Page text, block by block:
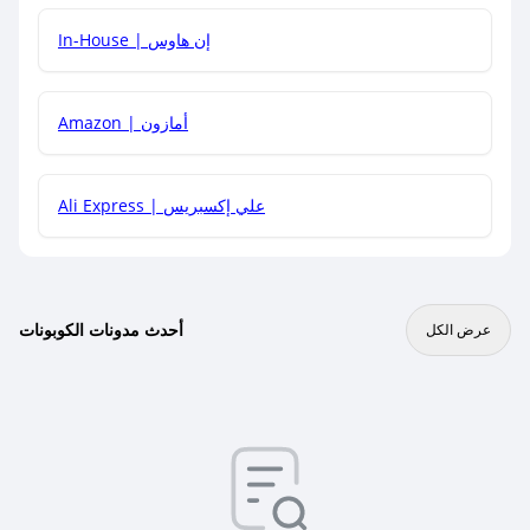
In-House | إن هاوس
Amazon | أمازون
Ali Express | علي إكسبريس
أحدث مدونات الكوبونات عرض الكل